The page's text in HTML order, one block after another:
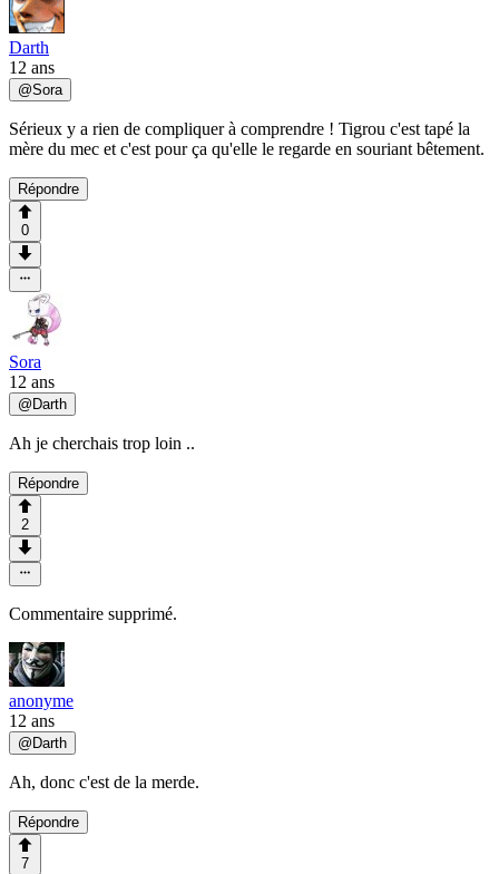
Darth
12 ans
@Sora
Sérieux y a rien de compliquer à comprendre ! Tigrou c'est tapé la
mère du mec et c'est pour ça qu'elle le regarde en souriant bêtement.
Répondre
0
Sora
12 ans
@ Darth
Ah je cherchais trop loin ..
Répondre
2
Commentaire supprimé.
anonyme
12 ans
@ Darth
Ah, donc c'est de la merde.
Répondre
7